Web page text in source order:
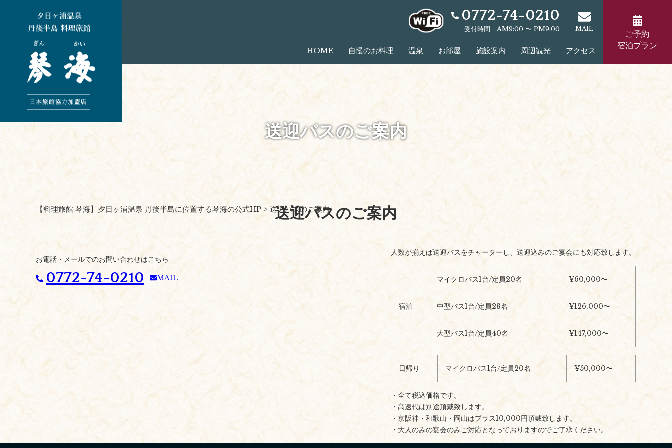
0772-74-0210
受付時間 AM9:00 〜 PM9:00 MAIL
HOME 自慢のお料理 温泉 お部屋 施設案内 周辺観光 アクセス
ご予約
宿泊プラン
送迎バスのご案内
【料理旅館 琴海】夕日ヶ浦温泉 丹後半島に位置する琴海の公式HP > 送迎バスのご案内
送迎バスのご案内
お電話・メールでのお問い合わせはこちら
0772-74-0210 MAIL
人数が揃えば送迎バスをチャーターし、送迎込みのご宴会にも対応致します。
宿泊
マイクロバス1台/定員20名 ¥60,000〜
中型バス1台/定員28名 ¥126,000〜
大型バス1台/定員40名 ¥147,000〜
日帰り マイクロバス1台/定員20名 ¥50,000〜
・全て税込価格です。
・高速代は別途頂戴致します。
・京阪神・和歌山・岡山はプラス10,000円頂戴致します。
・大人のみの宴会のみご対応となっておりますのでご了承ください。